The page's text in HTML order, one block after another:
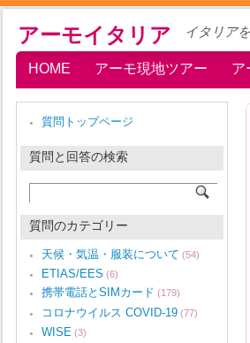
アーモイタリア イタリア
HOME アーモ現地ツアー ア
質問トップページ
質問と回答の検索
質問のカテゴリー
天候・気温・服装について (54)
ETIAS/EES (6)
携帯電話とSIMカード (179)
コロナウイルス COVID-19 (77)
WISE (3)